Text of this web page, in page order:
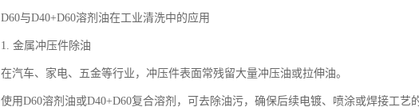
D60与D40+D60溶剂油在工业清洗中的应用
1. 金属冲压件除油
在汽车、家电、五金等行业，冲压件表面常残留大量冲压油或拉伸油。
使用D60溶剂油或D40+D60复合溶剂，可去除油污，确保后续电镀、喷涂或焊接工艺